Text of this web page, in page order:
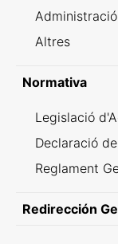
Altres
Normativa
Legislació
Declaració
Reglament
Redirección